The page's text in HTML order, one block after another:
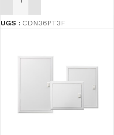
AJOUTER AU PANIER
UGS : CDN36PT3F